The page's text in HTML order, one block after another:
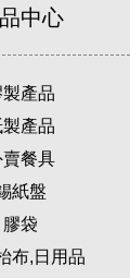
中心
製產品
產品
賣餐具
紙盤
膠袋
布,日用品